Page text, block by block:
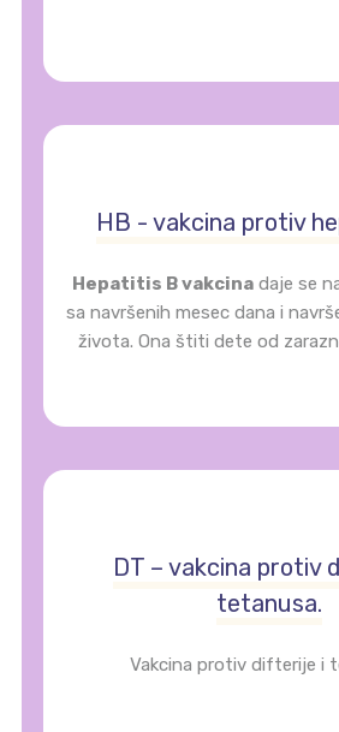
HB - vakcina protiv
Hepatitis B vakcina daje se
sa navršenih mesec dana i
života. Ona štiti dete od
DT – vakcina protiv
tetanusa.
Vakcina protiv difterije i